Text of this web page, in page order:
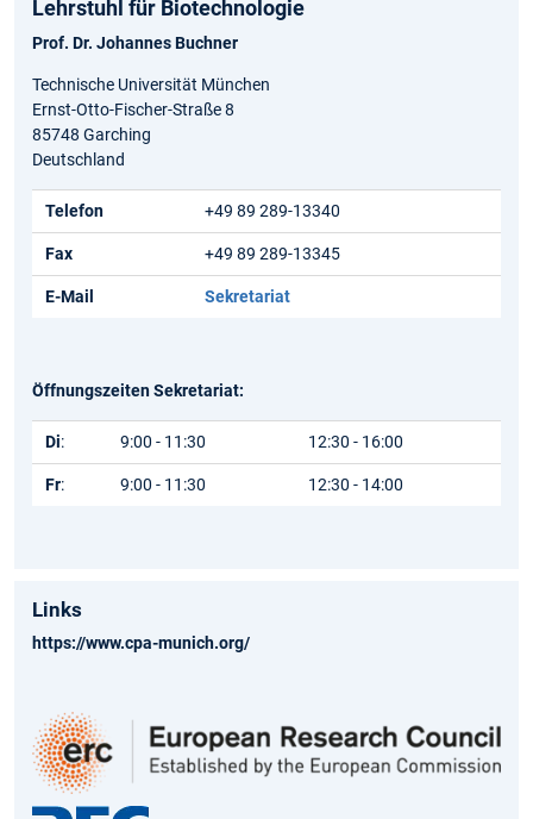
Lehrstuhl für Biotechnologie
Prof. Dr. Johannes Buchner
Technische Universität München
Ernst-Otto-Fischer-Straße 8
85748 Garching
Deutschland
Telefon +49 89 289-13340
Fax +49 89 289-13345
E-Mail Sekretariat
Öffnungszeiten Sekretariat:
Di: 9:00 - 11:30 12:30 - 16:00
Fr: 9:00 - 11:30 12:30 - 14:00
Links
https://www.cpa-munich.org/